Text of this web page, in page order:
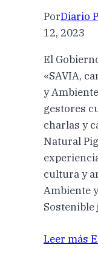
PorDiario
12, 2023
El
«SAVIA,
y
gestores
charlas y
Natural
cultura y
Ambiente
Leer más